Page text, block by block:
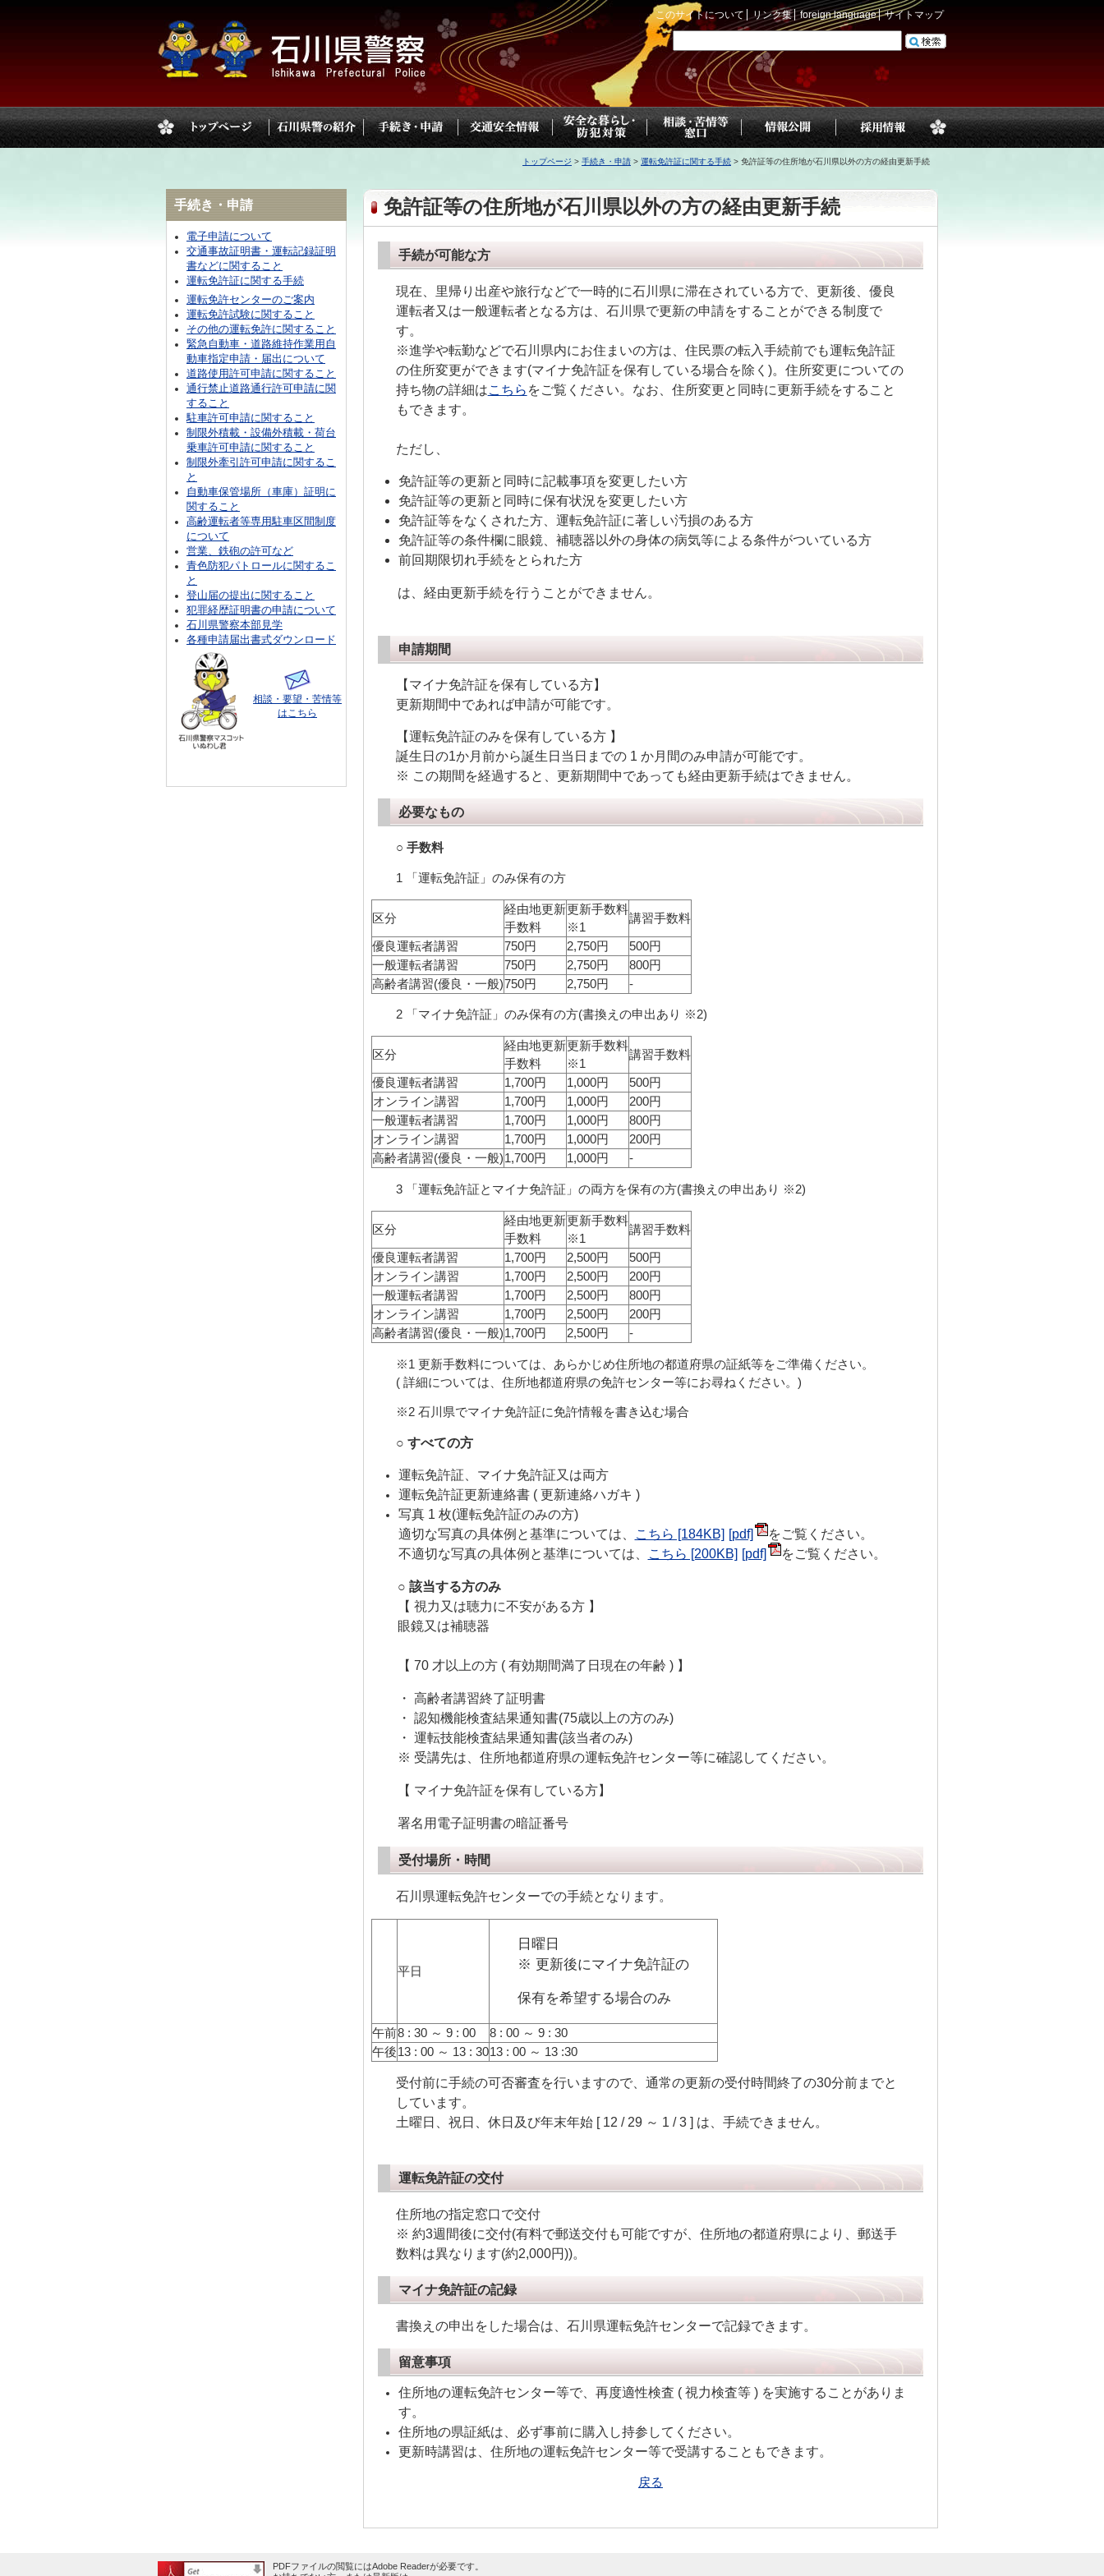
このサイトについて リンク集 foreign language サイトマップ
トップページ > 手続き・申請 > 運転免許証に関する手続 > 免許証等の住所地が石川県以外の方の経由更新手続
免許証等の住所地が石川県以外の方の経由更新手続
手続が可能な方
現在、里帰り出産や旅行などで一時的に石川県に滞在されている方で、更新後、優良
運転者又は一般運転者となる方は、石川県で更新の申請をすることができる制度で
す。
※進学や転勤などで石川県内にお住まいの方は、住民票の転入手続前でも運転免許証
の住所変更ができます(マイナ免許証を保有している場合を除く)。住所変更についての
持ち物の詳細はこちら をご覧ください。なお、住所変更と同時に更新手続をすること
もできます。
ただし、
免許証等の更新と同時に記載事項を変更したい方
免許証等の更新と同時に保有状況を変更したい方
免許証等をなくされた方、運転免許証に著しい汚損のある方
免許証等の条件欄に眼鏡、補聴器以外の身体の病気等による条件がついている方
前回期限切れ手続をとられた方
は、経由更新手続を行うことができません。
申請期間
【マイナ免許証を保有している方】
更新期間中であれば申請が可能です。
【運転免許証のみを保有している方 】
誕生日の1か月前から誕生日当日までの 1 か月間のみ申請が可能です。
※ この期間を経過すると、更新期間中であっても経由更新手続はできません。
必要なもの
○ 手数料
1 「運転免許証」のみ保有の方
区分
経由地更新
手数料
更新手数料
※1
講習手数料
優良運転者講習 750円 2,750円
500円
一般運転者講習
750円 2,750円
800円
高齢者講習(優良・一般)750円 2,750円 -
2 「マイナ免許証」のみ保有の方(書換えの申出あり ※2)
区分
経由地更新
手数料
更新手数料
※1
講習手数料
優良運転者講習 1,700円 1,000円
500円
オンライン講習
1,700円 1,000円
200円
一般運転者講習
1,700円 1,000円
800円
オンライン講習
1,700円 1,000円
200円
高齢者講習(優良・一般)1,700円 1,000円 -
3 「運転免許証とマイナ免許証」の両方を保有の方(書換えの申出あり ※2)
区分
経由地更新
手数料
更新手数料
※1
講習手数料
優良運転者講習 1,700円 2,500円
500円
オンライン講習
1,700円 2,500円
200円
一般運転者講習
1,700円 2,500円
800円
オンライン講習
1,700円 2,500円
200円
高齢者講習(優良・一般)1,700円 2,500円 -
※1 更新手数料については、あらかじめ住所地の都道府県の証紙等をご準備ください。
( 詳細については、住所地都道府県の免許センター等にお尋ねください。)
※2 石川県でマイナ免許証に免許情報を書き込む場合
○ すべての方
運転免許証、マイナ免許証又は両方
運転免許証更新連絡書 ( 更新連絡ハガキ )
写真 1 枚(運転免許証のみの方)
適切な写真の具体例と基準については、
こちら [184KB]
をご覧ください。
不適切な写真の具体例と基準については、
こちら [200KB] をご覧ください。
○ 該当する方のみ
【 視力又は聴力に不安がある方 】
眼鏡又は補聴器
【 70 才以上の方 ( 有効期間満了日現在の年齢 ) 】
・ 高齢者講習終了証明書
・ 認知機能検査結果通知書(75歳以上の方のみ)
・ 運転技能検査結果通知書(該当者のみ)
※ 受講先は、住所地都道府県の運転免許センター等に確認してください。
【 マイナ免許証を保有している方】
署名用電子証明書の暗証番号
受付場所・時間
石川県運転免許センターでの手続となります。
平日
日曜日
※ 更新後にマイナ免許証の
保有を希望する場合のみ
午前8 : 30 ～ 9 : 00
8 : 00 ～ 9 : 30
午後13 : 00 ～ 13 : 3013 : 00 ～ 13 :30
受付前に手続の可否審査を行いますので、通常の更新の受付時間終了の30分前までと
しています。
土曜日、祝日、休日及び年末年始 [ 12 / 29 ～ 1 / 3 ] は、手続できません。
運転免許証の交付
住所地の指定窓口で交付
※ 約3週間後に交付(有料で郵送交付も可能ですが、 住所地の都道府県により、郵送手
数料は異なります(約2,000円))。
マイナ免許証の記録
書換えの申出をした場合は、石川県運転免許センターで記録できます。
留意事項
住所地の運転免許センター等で、再度適性検査 ( 視力検査等 ) を実施することがありま
す。
住所地の県証紙は、必ず事前に購入し持参してください。
更新時講習は、住所地の運転免許センター等で受講することもできます。
戻る
手続き・申請
電子申請について
交通事故証明書・運転記録証明
書などに関すること
運転免許証に関する手続
運転免許センターのご案内
運転免許試験に関すること
その他の運転免許に関すること
緊急自動車・道路維持作業用自
動車指定申請・届出について
道路使用許可申請に関すること
通行禁止道路通行許可申請に関
すること
駐車許可申請に関すること
制限外積載・設備外積載・荷台
乗車許可申請に関すること
制限外牽引許可申請に関するこ
と
自動車保管場所（車庫）証明に
関すること
高齢運転者等専用駐車区間制度
について
営業、鉄砲の許可など
青色防犯パトロールに関するこ
と
登山届の提出に関すること
犯罪経歴証明書の申請について
石川県警察本部見学
各種申請届出書式ダウンロード
相談・要望・苦情等
はこちら
PDFファイルの閲覧にはAdobe Readerが必要です。